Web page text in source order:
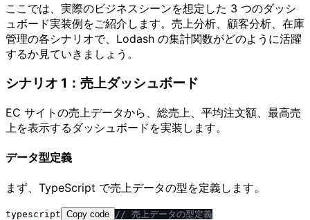
ここでは、実際のビジネスシーンを想定した 3 つのダッシ
ュボード実装例をご紹介します。売上分析、顧客分析、在庫
管理の各シナリオで、Lodash の集計関数がどのように活躍
するか見ていきましょう。
シナリオ 1：売上ダッシュボード
EC サイトの売上データから、総売上、平均注文額、最高売
上を表示するダッシュボードを実装します。
データ型定義
まず、TypeScript で売上データの型を定義します。
typescript Copy code / / 売上データの型定義